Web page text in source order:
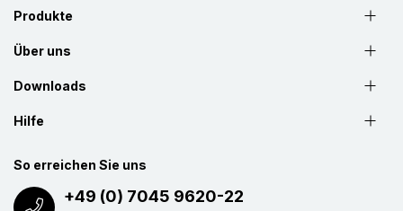
Produkte
Über uns
Downloads
Hilfe
So erreichen Sie uns
+49 (0) 7045 9620-22